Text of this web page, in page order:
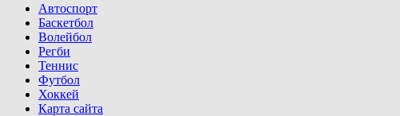
Автоспорт
Баскетбол
Волейбол
Регби
Теннис
Футбол
Хоккей
Карта сайта